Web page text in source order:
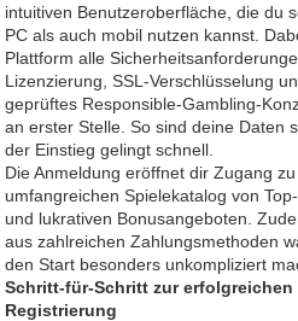
intuitiven Benutzeroberfläche, die du
PC als auch mobil nutzen kannst.
Plattform alle
Lizenzierung, SSL-Verschlüsselung
geprüftes Responsible-Gambling-
an erster Stelle. So sind deine Daten
der Einstieg gelingt schnell.
Die Anmeldung eröffnet dir Zugang
umfangreichen Spielekatalog von
und lukrativen Bonusangeboten.
aus zahlreichen Zahlungsmethoden
den Start besonders unkompliziert
Schritt-für-Schritt zur erfolgreichen
Registrierung